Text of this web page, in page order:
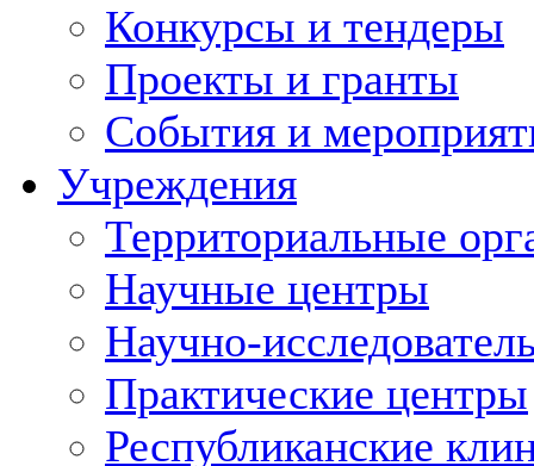
Конкурсы и тендеры
Проекты и гранты
События и
Учреждения
Территориальные
Научные центры
Научно-
Практические центры
Республиканские